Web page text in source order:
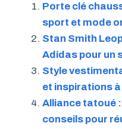
Porte clé
sport et mode
Stan Smith
Adidas pour un
Style
et inspirations
Alliance tatoué
conseils pour